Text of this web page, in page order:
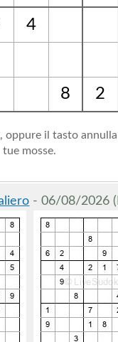
4
8 2
oppure il tasto
tue mosse.
- 06/08/2026